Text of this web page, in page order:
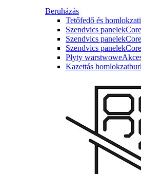
Beruházás
Tetőfedő és homlokzati
Szendvics panelek
Szendvics panelek
Szendvics panelek
Płyty warstwowe
Kazettás